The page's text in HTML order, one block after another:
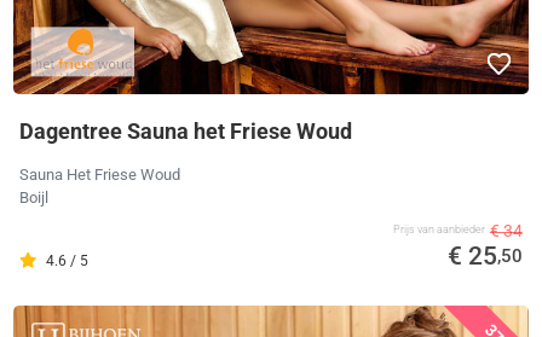
Dagentree Sauna het Friese Woud
Sauna Het Friese Woud
Boijl
4.6 / 5
Prijs van aanbieder € 34
€ 25,50